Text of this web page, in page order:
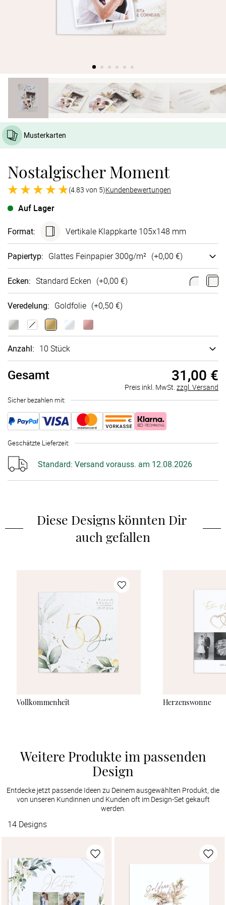
Musterkarten
Nostalgischer Moment
(4.83 von 5)Kundenbewertungen
Auf Lager
Format: Vertikale Klappkarte 105x148 mm
Papiertyp: Glattes Fein­papier 300g/m² (+0,00 €)
Ecken: Standard Ecken (+0,00 €)
Veredelung: Goldfolie (+0,50 €)
Anzahl: 10 Stück
Gesamt 31,00 €
Preis inkl. MwSt. zzgl. Versand
Sicher bezahlen mit:
Geschätzte Lieferzeit:
Standard: Versand vorauss. am 12.08.2026
Diese Designs könnten Dir
auch gefallen
Vollkommenheit Herzenswonne
Weitere Produkte im passenden
Design
Entdecke jetzt passende Ideen zu Deinem ausgewählten Produkt, die
von unseren Kundinnen und Kunden oft im Design-Set gekauft
werden.
14 Designs